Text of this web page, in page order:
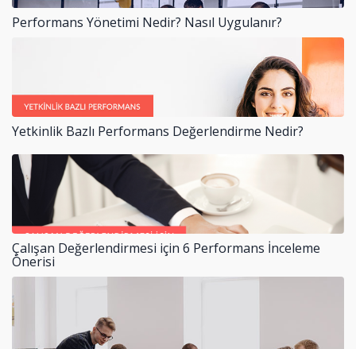
Performans Yönetimi Nedir? Nasıl Uygulanır?
Yetkinlik Bazlı Performans Değerlendirme Nedir?
Çalışan Değerlendirmesi için 6 Performans İnceleme
Önerisi